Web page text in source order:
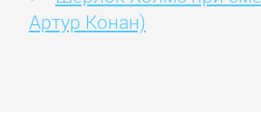
Артур Конан)